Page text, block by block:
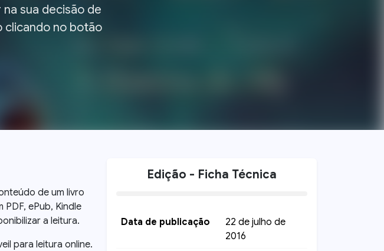
sua decisão de
clicando no botão
de um livro
ePub, Kindle
a leitura.
para leitura online.
Edição - Ficha Técnica
Data de publicação
22 de julho de
2016